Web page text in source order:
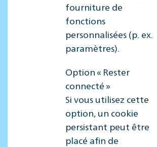
fourniture de
fonctions
personnalisées (p. ex.
paramètres).
Option « Rester
connecté »
Si vous utilisez cette
option, un cookie
persistant peut être
placé afin de